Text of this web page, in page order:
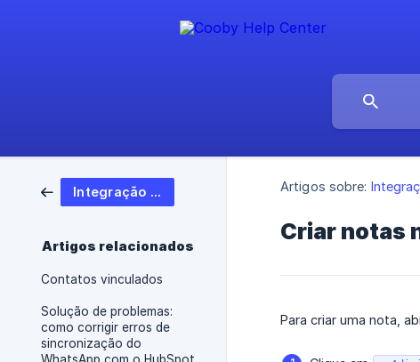
Integração com HubSpot
Artigos relacionados
Contatos vinculados
Solução de problemas:
como corrigir erros de
sincronização do
Artigos sobre:
Criar notas
Para criar uma nota,